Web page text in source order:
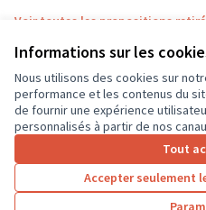
Informations sur les
Nous utilisons des cookies sur
performance et les contenus du
de fournir une expérience
personnalisés à partir de nos
Tout
Accepter seulement
Voir toutes les propositions
Conditions d'utilisation
Paramètres des cookies
CD37 sur X
(Lien externe)
CD37 sur Facebook
CD37 sur Instagram
CD37 sur YouTube
(Lien externe)